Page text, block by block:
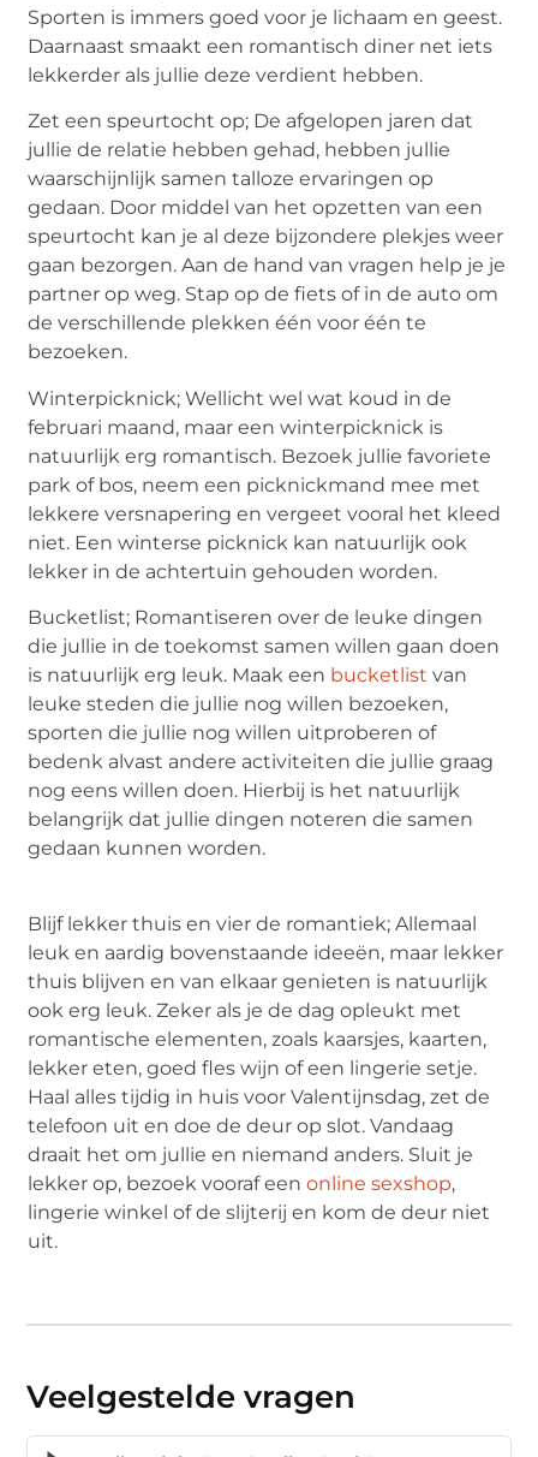
Sporten is immers goed voor je lichaam en geest.
Daarnaast smaakt een romantisch diner net iets
lekkerder als jullie deze verdient hebben.
Zet een speurtocht op; De afgelopen jaren dat
jullie de relatie hebben gehad, hebben jullie
waarschijnlijk samen talloze ervaringen op
gedaan. Door middel van het opzetten van een
speurtocht kan je al deze bijzondere plekjes weer
gaan bezorgen. Aan de hand van vragen help je je
partner op weg. Stap op de fiets of in de auto om
de verschillende plekken één voor één te
bezoeken.
Winterpicknick; Wellicht wel wat koud in de
februari maand, maar een winterpicknick is
natuurlijk erg romantisch. Bezoek jullie favoriete
park of bos, neem een picknickmand mee met
lekkere versnapering en vergeet vooral het kleed
niet. Een winterse picknick kan natuurlijk ook
lekker in de achtertuin gehouden worden.
Bucketlist; Romantiseren over de leuke dingen
die jullie in de toekomst samen willen gaan doen
is natuurlijk erg leuk. Maak een bucketlist van
leuke steden die jullie nog willen bezoeken,
sporten die jullie nog willen uitproberen of
bedenk alvast andere activiteiten die jullie graag
nog eens willen doen. Hierbij is het natuurlijk
belangrijk dat jullie dingen noteren die samen
gedaan kunnen worden.
Blijf lekker thuis en vier de romantiek; Allemaal
leuk en aardig bovenstaande ideeën, maar lekker
thuis blijven en van elkaar genieten is natuurlijk
ook erg leuk. Zeker als je de dag opleukt met
romantische elementen, zoals kaarsjes, kaarten,
lekker eten, goed fles wijn of een lingerie setje.
Haal alles tijdig in huis voor Valentijnsdag, zet de
telefoon uit en doe de deur op slot. Vandaag
draait het om jullie en niemand anders. Sluit je
lekker op, bezoek vooraf eenonline sexshop,
lingerie winkel of de slijterij en kom de deur niet
uit.
Veelgestelde vragen